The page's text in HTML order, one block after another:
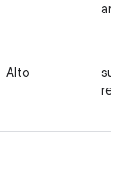
Alto
red